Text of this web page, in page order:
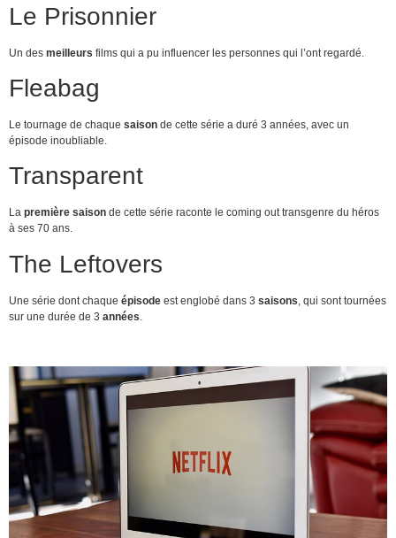
Le Prisonnier
Un des meilleurs films qui a pu influencer les personnes qui l’ont regardé.
Fleabag
Le tournage de chaque saison de cette série a duré 3 années, avec un
épisode inoubliable.
Transparent
La première saison de cette série raconte le coming out transgenre du héros
à ses 70 ans.
The Leftovers
Une série dont chaque épisode est englobé dans 3 saisons , qui sont tournées
sur une durée de 3 années